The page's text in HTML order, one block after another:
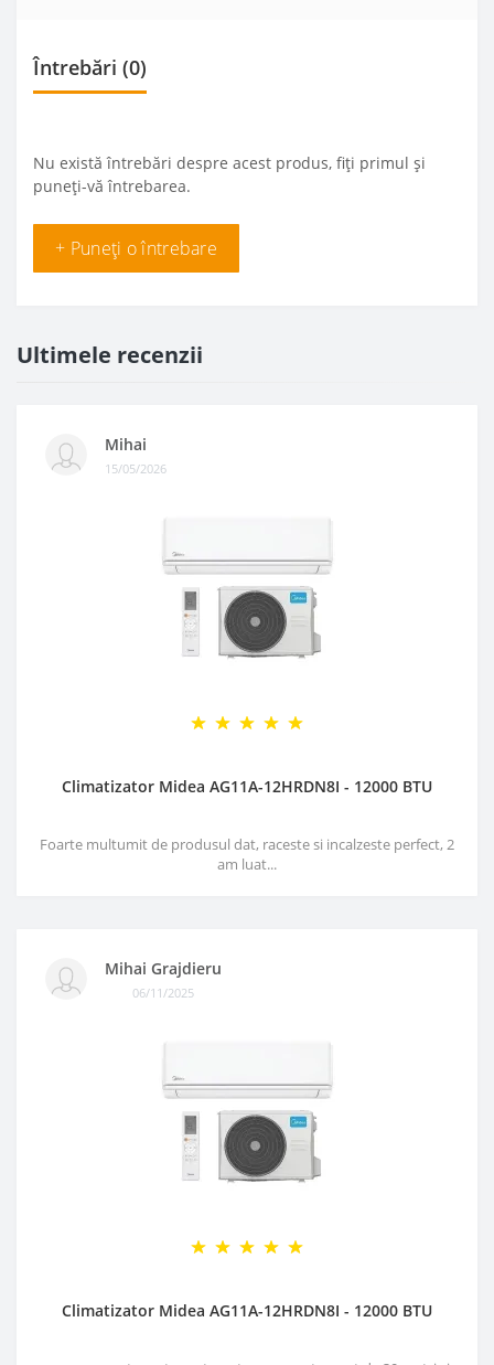
Întrebări (0)
Nu există întrebări despre acest produs, fiți primul și
puneți-vă întrebarea.
+ Puneți o întrebare
Ultimele recenzii
Mihai
15/05/2026
Climatizator Midea AG11A-12HRDN8I - 12000 BTU
Foarte multumit de produsul dat, raceste si incalzeste perfect, 2
am luat...
Mihai Grajdieru
06/11/2025
Climatizator Midea AG11A-12HRDN8I - 12000 BTU